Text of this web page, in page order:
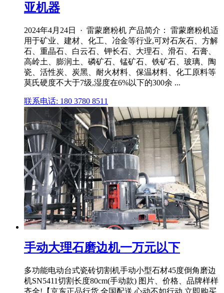
亚机器
2024年4月24日 · 雷蒙磨粉机 产品简介： 雷蒙磨粉机适
用于矿业、建材、化工、冶金等行业,可对石灰石、方解
石、重晶石、白云石、钾长石、大理石、滑石、石膏、
高岭土、膨润土、磷矿石、锰矿石、铁矿石、玻璃、陶
瓷、活性炭、炭黑、耐火材料、保温材料、化工原料等
莫氏硬度不大于7级,湿度在6%以下的300余 ...
联系电话: 180 3780 8511
手动大理石磨边机一万元以下
多功能电动台式瓷砖切割机手动小型石材45度倒角磨边
机SN5411切割长度80cm(手动款) 图片、价格、品牌样样
齐全!【京东正品行货,全国配送,心动不如行动,立即购买